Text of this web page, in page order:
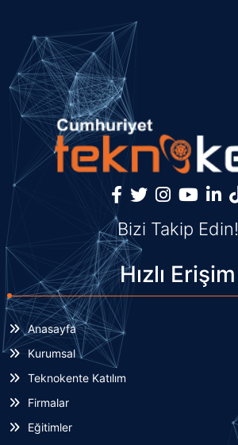
Bizi Takip Edin!
Hızlı Erişim
Anasayfa
Kurumsal
Teknokente Katılım
Firmalar
Eğitimler